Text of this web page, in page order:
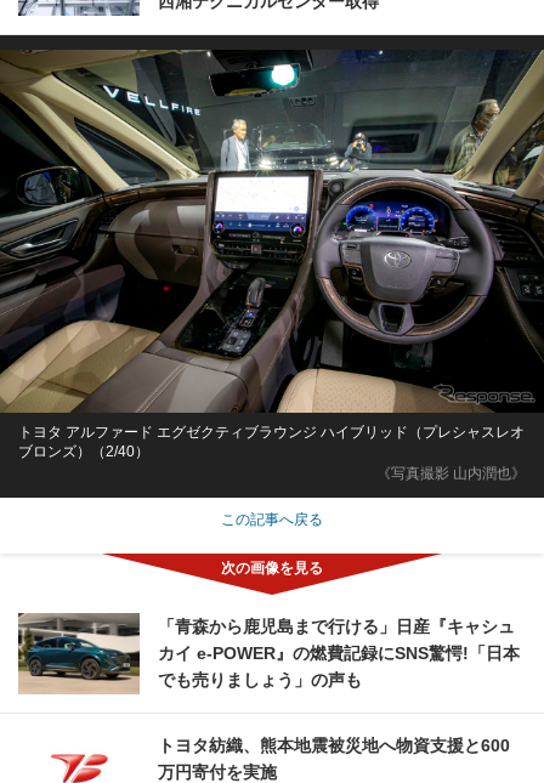
《写真撮影 山内潤也》
トヨタ アルファード エグゼクティブラウンジ ハイブリッド（プレシャスレオ
ブロンズ）（2/40）
この記事へ戻る
「青森から鹿児島まで行ける」日産『キャシュ
カイ e-POWER』の燃費記録にSNS驚愕!「日本
でも売りましょう」の声も
トヨタ紡織、熊本地震被災地へ物資支援と600
万円寄付を実施